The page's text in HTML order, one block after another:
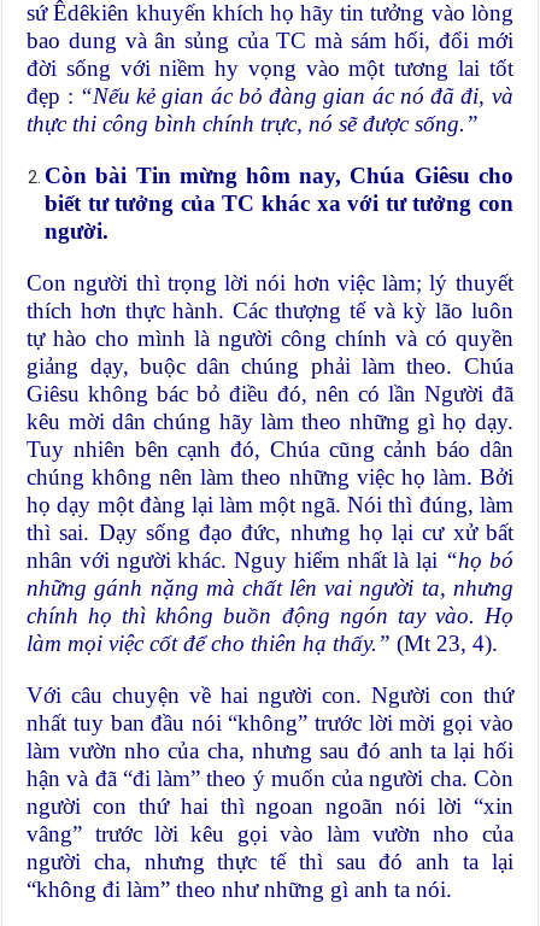
sứ Êdêkiên khuyến khích họ hãy tin tưởng vào lòng
bao dung và ân sủng của TC mà sám hối, đổi mới
đời sống với niềm hy vọng vào một tương lai tốt
đẹp : “Nếu kẻ gian ác bỏ đàng gian ác nó đã đi, và
thực thi công bình chính trực, nó sẽ được sống.”
Còn bài Tin mừng hôm nay, Chúa Giêsu cho
biết tư tưởng của TC khác xa với tư tưởng con
người.
Con người thì trọng lời nói hơn việc làm; lý thuyết
thích hơn thực hành. Các thượng tế và kỳ lão luôn
tự hào cho mình là người công chính và có quyền
giảng dạy, buộc dân chúng phải làm theo. Chúa
Giêsu không bác bỏ điều đó, nên có lần Người đã
kêu mời dân chúng hãy làm theo những gì họ dạy.
Tuy nhiên bên cạnh đó, Chúa cũng cảnh báo dân
chúng không nên làm theo những việc họ làm. Bởi
họ dạy một đàng lại làm một ngã. Nói thì đúng, làm
thì sai. Dạy sống đạo đức, nhưng họ lại cư xử bất
nhân với người khác. Nguy hiểm nhất là lại “họ bó
những gánh nặng mà chất lên vai người ta, nhưng
chính họ thì không buồn động ngón tay vào. Họ
làm mọi việc cốt để cho thiên hạ thấy.” (Mt 23, 4).
Với câu chuyện về hai người con. Người con thứ
nhất tuy ban đầu nói “không” trước lời mời gọi vào
làm vườn nho của cha, nhưng sau đó anh ta lại hối
hận và đã “đi làm” theo ý muốn của người cha. Còn
người con thứ hai thì ngoan ngoãn nói lời “xin
vâng” trước lời kêu gọi vào làm vườn nho của
người cha, nhưng thực tế thì sau đó anh ta lại
“không đi làm” theo như những gì anh ta nói.